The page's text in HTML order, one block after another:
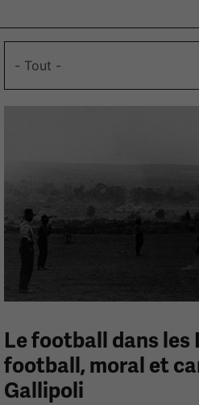
Le football dans les
football, moral et
Gallipoli